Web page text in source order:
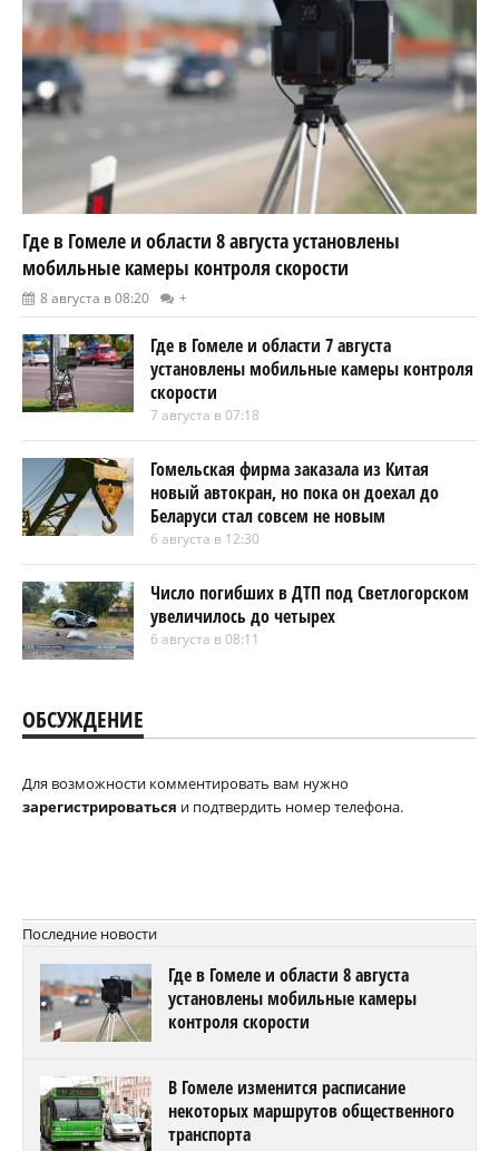
Где в Гомеле и области 8 августа установлены
мобильные камеры контроля скорости
8 августа в 08:20 +
Где в Гомеле и области 7 августа
установлены мобильные камеры контроля
скорости
7 августа в 07:18
Гомельская фирма заказала из Китая
новый автокран, но пока он доехал до
Беларуси стал совсем не новым
6 августа в 12:30
Число погибших в ДТП под Светлогорском
увеличилось до четырех
6 августа в 08:11
ОБСУЖДЕНИЕ
Для возможности комментировать вам нужно
зарегистрироваться и подтвердить номер телефона.
Последние новости
Где в Гомеле и области 8 августа
установлены мобильные камеры
контроля скорости
В Гомеле изменится расписание
некоторых маршрутов общественного
транспорта